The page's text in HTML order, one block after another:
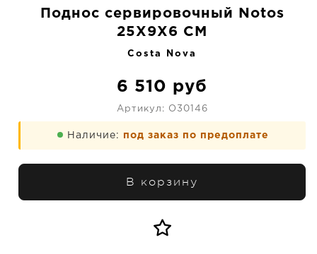
Поднос сервировочный Notos
25X9X6 CM
Costa Nova
6 510 руб
Артикул: O30146
Наличие: под заказ по предоплате
В корзину